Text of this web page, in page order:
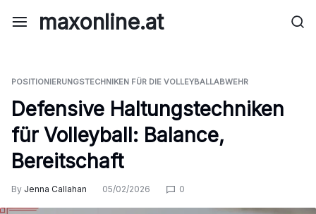
maxonline.at
POSITIONIERUNGSTECHNIKEN FÜR DIE VOLLEYBALLABWEHR
Defensive Haltungstechniken
für Volleyball: Balance,
Bereitschaft
By Jenna Callahan 05/02/2026 0